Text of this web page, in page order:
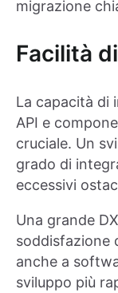
migrazione
Facilità
La capacità di
API e
cruciale. Un
grado di
eccessivi
Una grande
soddisfazione
anche a
sviluppo più